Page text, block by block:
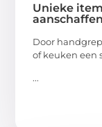
Unieke
aanschaffen
Door
of keuken een
...